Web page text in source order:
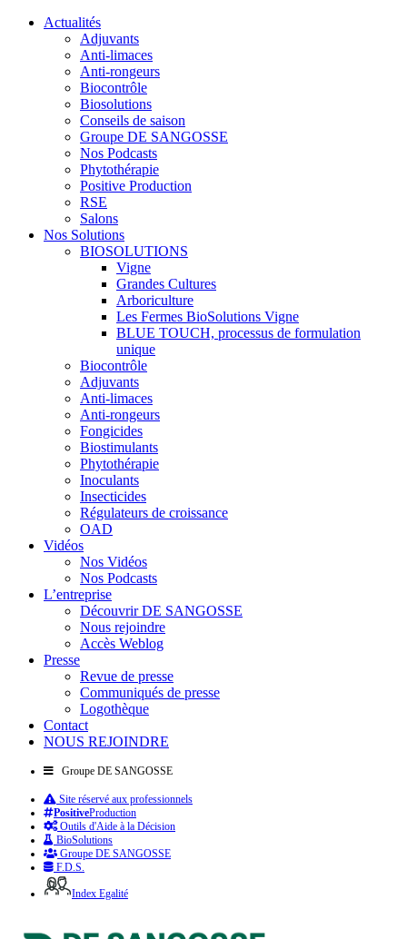
Actualités
Adjuvants
Anti-limaces
Anti-rongeurs
Biocontrôle
Biosolutions
Conseils de saison
Groupe DE SANGOSSE
Nos Podcasts
Phytothérapie
Positive Production
RSE
Salons
Nos Solutions
BIOSOLUTIONS
Vigne
Grandes Cultures
Arboriculture
Les Fermes BioSolutions Vigne
BLUE TOUCH, processus de formulation
unique
Biocontrôle
Adjuvants
Anti-limaces
Anti-rongeurs
Fongicides
Biostimulants
Phytothérapie
Inoculants
Insecticides
Régulateurs de croissance
OAD
Vidéos
Nos Vidéos
Nos Podcasts
L’entreprise
Découvrir DE SANGOSSE
Nous rejoindre
Accès Weblog
Presse
Revue de presse
Communiqués de presse
Logothèque
Contact
NOUS REJOINDRE
Groupe DE SANGOSSE
Site réservé aux professionnels
PositiveProduction
Outils d'Aide à la Décision
BioSolutions
Groupe DE SANGOSSE
F.D.S.
Index Egalité